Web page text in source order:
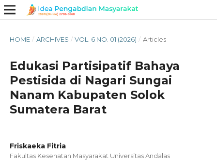
HOME / ARCHIVES / VOL. 6 NO. 01 (2026) / Articles
Edukasi Partisipatif Bahaya
Pestisida di Nagari Sungai
Nanam Kabupaten Solok
Sumatera Barat
Friskaeka Fitria
Fakultas Kesehatan Masyarakat Universitas Andalas